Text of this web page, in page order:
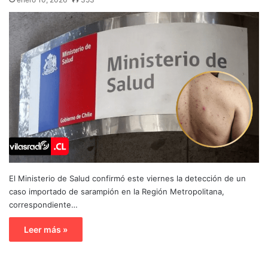
El Ministerio de Salud confirmó este viernes la detección de un
caso importado de sarampión en la Región Metropolitana,
correspondiente…
Leer más »